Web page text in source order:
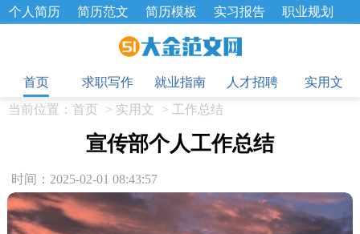
个人简历 简历范文 简历模板 实习报告
职业规划
招聘选拔 绩效考核 企业文化
工作总结
辞职报告
首页
求职写作 就业指南 人才招聘
实用文
当前位置： 首页 > 实用文 > 工作总结
宣传部个人工作总结
时间：2025-02-01 08:43:57